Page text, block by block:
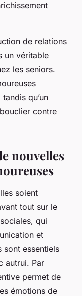
de relations
un véritable
les seniors.
qu’un
contre
nouvelles
soient
tout sur le
qui
et
sont essentiels
autrui. Par
permet de
émotions de